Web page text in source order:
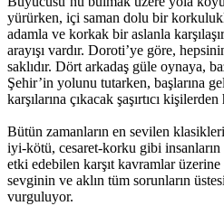
yürürken, içi saman dolu bir
adamla ve korkak bir aslanla
arayışı vardır. Doroti’ye göre,
saklıdır. Dört arkadaş güle oynaya,
Şehir’in yolunu tutarken, başlarına
karşılarına çıkacak şaşırtıcı
Bütün zamanların en sevilen
iyi-kötü, cesaret-korku gibi
etki edebilen karşıt kavramlar
sevginin ve aklın tüm sorunların
vurguluyor.